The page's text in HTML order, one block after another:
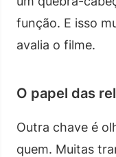
função. E isso
avalia o filme.
O papel das
Outra chave é
quem. Muitas